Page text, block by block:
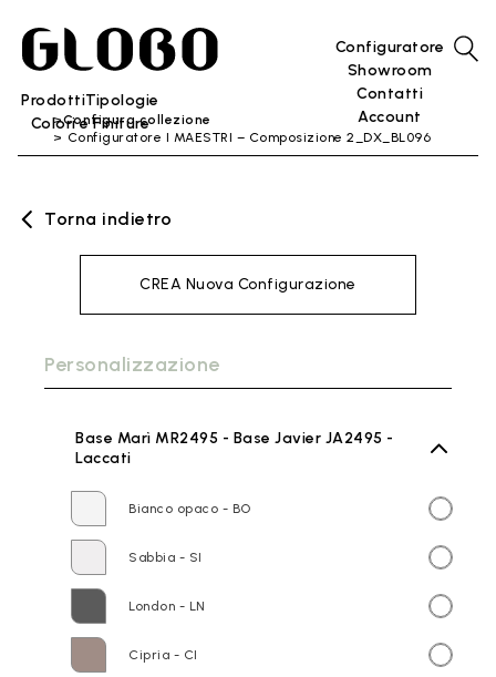
ProdottiTipologie
Colori e Finiture
Configuratore
Showroom
Contatti
Account
Configura collezione
Configuratore I MAESTRI – Composizione 2_DX_BL096
Torna indietro
CREA Nuova Configurazione
Personalizzazione
Base Marì MR2495 - Base Javier JA2495 -
Laccati
Bianco opaco - BO
Sabbia - SI
London - LN
Cipria - CI